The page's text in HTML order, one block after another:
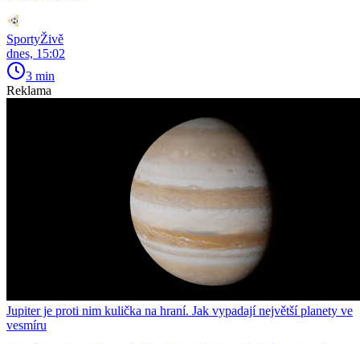
SportyŽivě
dnes, 15:02
3 min
Reklama
Jupiter je proti nim kulička na hraní. Jak vypadají největší planety ve
vesmíru